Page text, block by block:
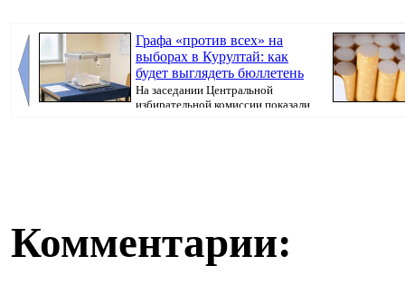
Графа «против всех» на
выборах в Курултай: как
будет выглядеть бюллетень
На заседании Центральной
избирательной комиссии показали
Комментарии: